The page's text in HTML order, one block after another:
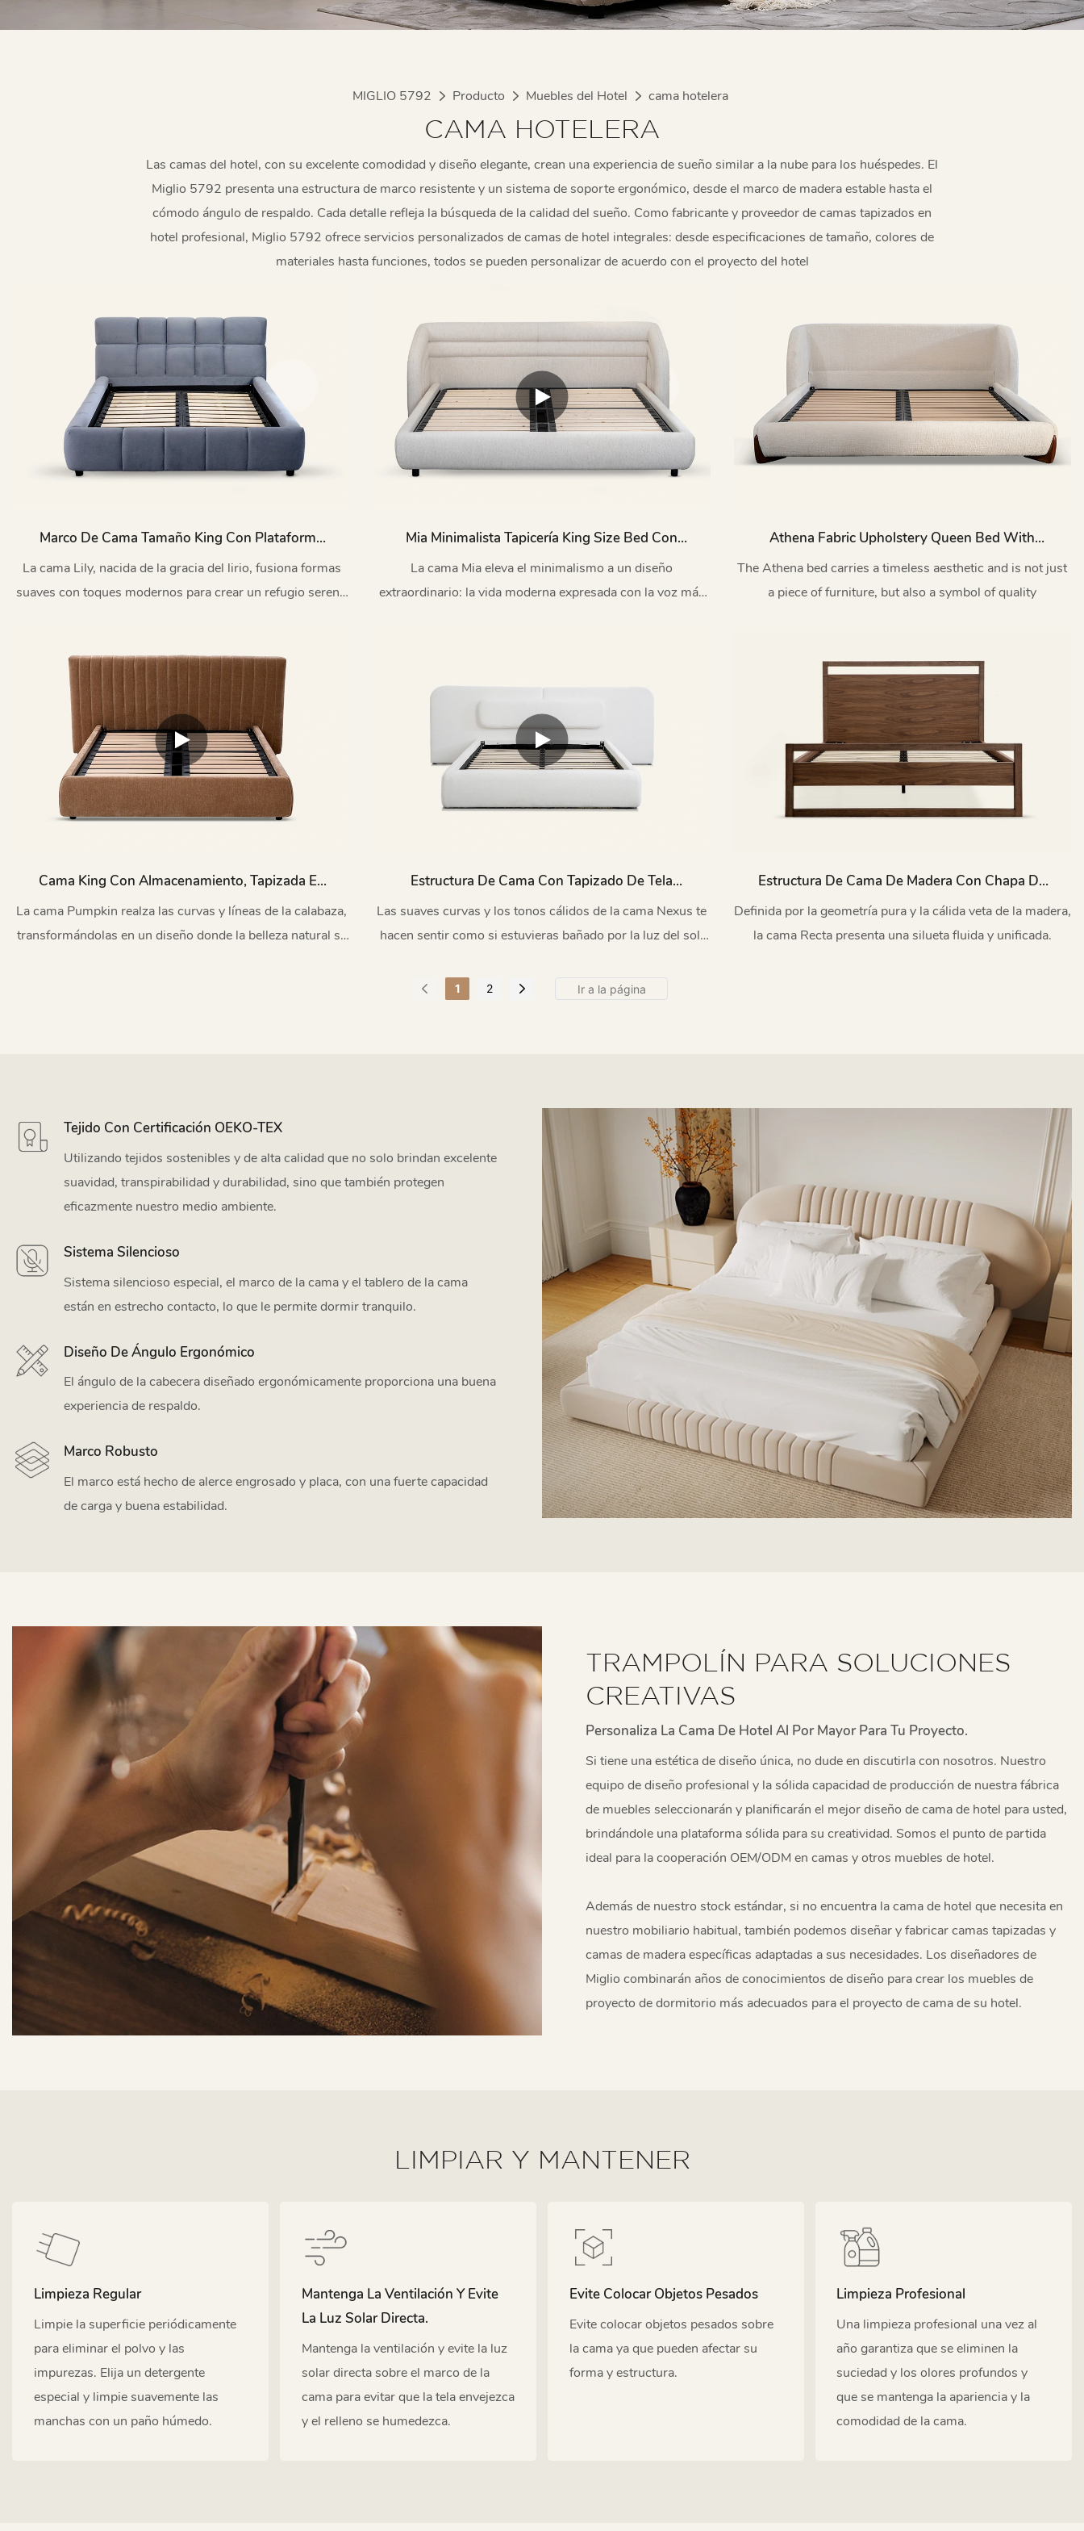
MIGLIO 5792 Producto Muebles del Hotel cama hotelera
CAMA HOTELERA
Las camas del hotel, con su excelente comodidad y diseño elegante, crean una experiencia de sueño similar a la nube para los huéspedes. El
Miglio 5792 presenta una estructura de marco resistente y un sistema de soporte ergonómico, desde el marco de madera estable hasta el
cómodo ángulo de respaldo. Cada detalle refleja la búsqueda de la calidad del sueño. Como fabricante y proveedor de camas tapizados en
hotel profesional, Miglio 5792 ofrece servicios personalizados de camas de hotel integrales: desde especificaciones de tamaño, colores de
materiales hasta funciones, todos se pueden personalizar de acuerdo con el proyecto del hotel
Marco De Cama Tamaño King Con Plataforma
Tapizado En Azul Lirio L904
La cama Lily, nacida de la gracia del lirio, fusiona formas
suaves con toques modernos para crear un refugio sereno
Mia Minimalista Tapicería King Size Bed Con
Cabecera L774
La cama Mia eleva el minimalismo a un diseño
extraordinario: la vida moderna expresada con la voz más
Athena Fabric Upholstery Queen Bed With
Wooden Legs L905
The Athena bed carries a timeless aesthetic and is not just
a piece of furniture, but also a symbol of quality
Cama King Con Almacenamiento, Tapizada En
Tela Color Calabaza L725
La cama Pumpkin realza las curvas y líneas de la calabaza,
transformándolas en un diseño donde la belleza natural se
Estructura De Cama Con Tapizado De Tela
Moderna L708
Las suaves curvas y los tonos cálidos de la cama Nexus te
hacen sentir como si estuvieras bañado por la luz del sol:
Estructura De Cama De Madera Con Chapa De
Nogal Recta Con Cabecero L752
Definida por la geometría pura y la cálida veta de la madera,
la cama Recta presenta una silueta fluida y unificada.
1 2
Tejido Con Certificación OEKO-TEX
Utilizando tejidos sostenibles y de alta calidad que no solo brindan excelente
suavidad, transpirabilidad y durabilidad, sino que también protegen
eficazmente nuestro medio ambiente.
Sistema Silencioso
Sistema silencioso especial, el marco de la cama y el tablero de la cama
están en estrecho contacto, lo que le permite dormir tranquilo.
Diseño De Ángulo Ergonómico
El ángulo de la cabecera diseñado ergonómicamente proporciona una buena
experiencia de respaldo.
Marco Robusto
El marco está hecho de alerce engrosado y placa, con una fuerte capacidad
de carga y buena estabilidad.
TRAMPOLÍN PARA SOLUCIONES
CREATIVAS
Personaliza La Cama De Hotel Al Por Mayor Para Tu Proyecto.
Si tiene una estética de diseño única, no dude en discutirla con nosotros. Nuestro
equipo de diseño profesional y la sólida capacidad de producción de nuestra fábrica
de muebles seleccionarán y planificarán el mejor diseño de cama de hotel para usted,
brindándole una plataforma sólida para su creatividad. Somos el punto de partida
ideal para la cooperación OEM/ODM en camas y otros muebles de hotel.
Además de nuestro stock estándar, si no encuentra la cama de hotel que necesita en
nuestro mobiliario habitual, también podemos diseñar y fabricar camas tapizadas y
camas de madera específicas adaptadas a sus necesidades. Los diseñadores de
Miglio combinarán años de conocimientos de diseño para crear los muebles de
proyecto de dormitorio más adecuados para el proyecto de cama de su hotel.
LIMPIAR Y MANTENER
Limpieza Regular
Limpie la superficie periódicamente
para eliminar el polvo y las
impurezas. Elija un detergente
especial y limpie suavemente las
manchas con un paño húmedo.
Mantenga La Ventilación Y Evite
La Luz Solar Directa.
Mantenga la ventilación y evite la luz
solar directa sobre el marco de la
cama para evitar que la tela envejezca
y el relleno se humedezca.
Evite Colocar Objetos Pesados
Evite colocar objetos pesados sobre
la cama ya que pueden afectar su
forma y estructura.
Limpieza Profesional
Una limpieza profesional una vez al
año garantiza que se eliminen la
suciedad y los olores profundos y
que se mantenga la apariencia y la
comodidad de la cama.